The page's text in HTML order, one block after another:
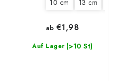
10 cm 13 cm
Auf Lager (>10 St)
ab €1,98